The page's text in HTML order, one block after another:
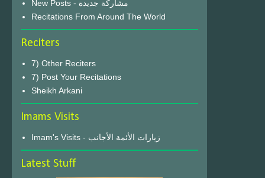
New Posts - مشاركة جديدة
Recitations From Around The World
Reciters
7) Other Reciters
7) Post Your Recitations
Sheikh Arkani
Imams Visits
Imam's Visits - زيارات الأئمة الأجانب
Latest Stuff